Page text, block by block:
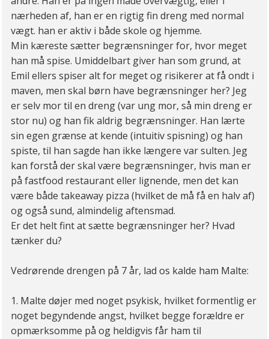
nærheden af, han er en rigtig fin dreng med normal
vægt. han er aktiv i både skole og hjemme.
Min kæreste sætter begrænsninger for, hvor meget
han må spise. Umiddelbart giver han som grund, at
Emil ellers spiser alt for meget og risikerer at få ondt i
maven, men skal børn have begrænsninger her? Jeg
er selv mor til en dreng (var ung mor, så min dreng er
stor nu) og han fik aldrig begrænsninger. Han lærte
sin egen grænse at kende (intuitiv spisning) og han
spiste, til han sagde han ikke længere var sulten. Jeg
kan forstå der skal være begrænsninger, hvis man er
på fastfood restaurant eller lignende, men det kan
være både takeaway pizza (hvilket de må få en halv af)
og også sund, almindelig aftensmad.
Er det helt fint at sætte begrænsninger her? Hvad
tænker du?
Vedrørende drengen på 7 år, lad os kalde ham Malte:
1. Malte døjer med noget psykisk, hvilket formentlig er
noget begyndende angst, hvilket begge forældre er
opmærksomme på og heldigvis får ham til